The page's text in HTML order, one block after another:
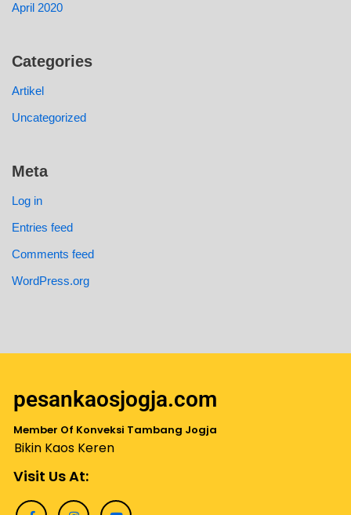
April 2020
Categories
Artikel
Uncategorized
Meta
Log in
Entries feed
Comments feed
WordPress.org
pesankaosjogja.com
Member Of Konveksi Tambang Jogja
Bikin Kaos Keren
Visit Us At: